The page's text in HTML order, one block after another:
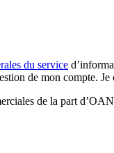
du service
de mon compte.
de la part